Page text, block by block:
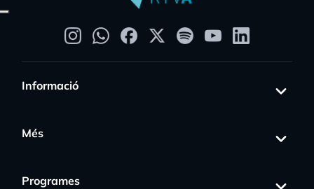
Informació
Més
Programes